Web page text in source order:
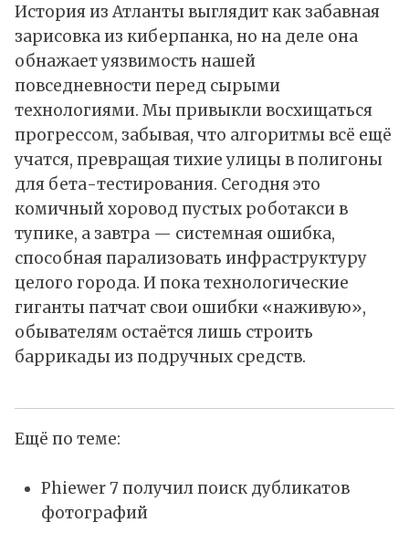
История из Атланты выглядит как забавная
зарисовка из киберпанка, но на деле она
обнажает уязвимость нашей
повседневности перед сырыми
технологиями. Мы привыкли восхищаться
прогрессом, забывая, что алгоритмы всё ещё
учатся, превращая тихие улицы в полигоны
для бета-тестирования. Сегодня это
комичный хоровод пустых роботакси в
тупике, а завтра — системная ошибка,
способная парализовать инфраструктуру
целого города. И пока технологические
гиганты патчат свои ошибки «наживую»,
обывателям остаётся лишь строить
баррикады из подручных средств.
Ещё по теме:
Phiewer 7 получил поиск дубликатов
фотографий